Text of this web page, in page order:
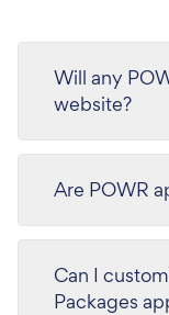
Will any
website?
Are POWR
Can I
Packages